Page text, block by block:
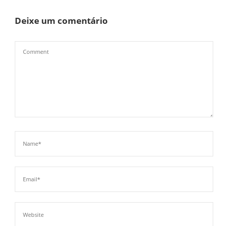
Deixe um comentário